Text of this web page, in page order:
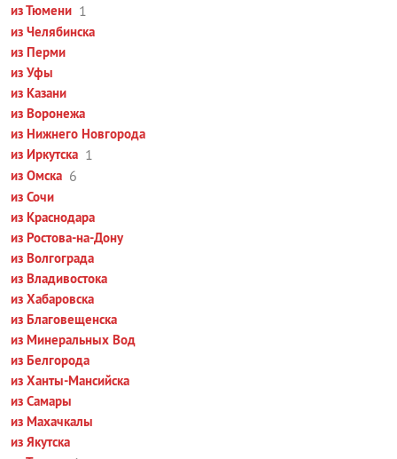
из Тюмени 1
из Челябинска
из Перми
из Уфы
из Казани
из Воронежа
из Нижнего Новгорода
из Иркутска 1
из Омска 6
из Сочи
из Краснодара
из Ростова-на-Дону
из Волгограда
из Владивостока
из Хабаровска
из Благовещенска
из Минеральных Вод
из Белгорода
из Ханты-Мансийска
из Самары
из Махачкалы
из Якутска